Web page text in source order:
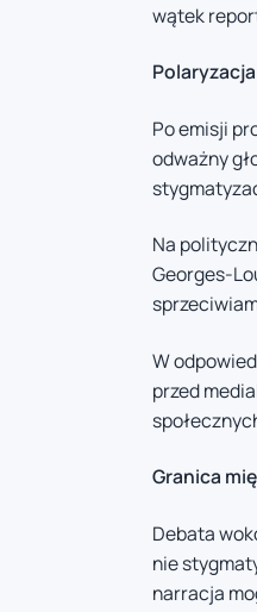
wątek
Po emisji
odważny
Na
Georges-
W
przed
Granica
Debata
nie
narracja